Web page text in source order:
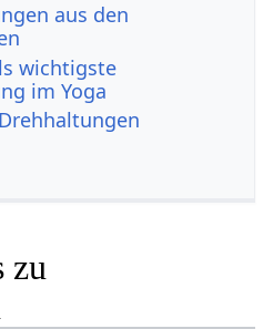
aus den
wichtigste
im Yoga
zu